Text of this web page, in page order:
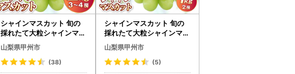
シャインマスカット 旬の
採れたて大粒シャインマス
カット2.0kg以上（3房～4
房）【2026年発送】（HO
）B18-401 フルーツ
山梨県甲州市
(38)
シャインマスカット 旬の
採れたて大粒シャインマス
カット1.0kg以上（2房）
【令和8年 2026年発送】
（HO）B-417 フルーツ
山梨県甲州市
(5)